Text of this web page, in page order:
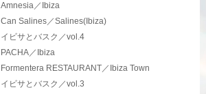
Amnesia／Ibiza
Can Salines／Salines(Ibiza)
イビサとバスク／vol.4
PACHA／Ibiza
Formentera RESTAURANT／Ibiza Town
イビサとバスク／vol.3